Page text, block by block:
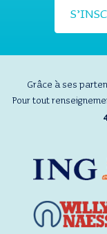
Grâce à ses
Pour tout